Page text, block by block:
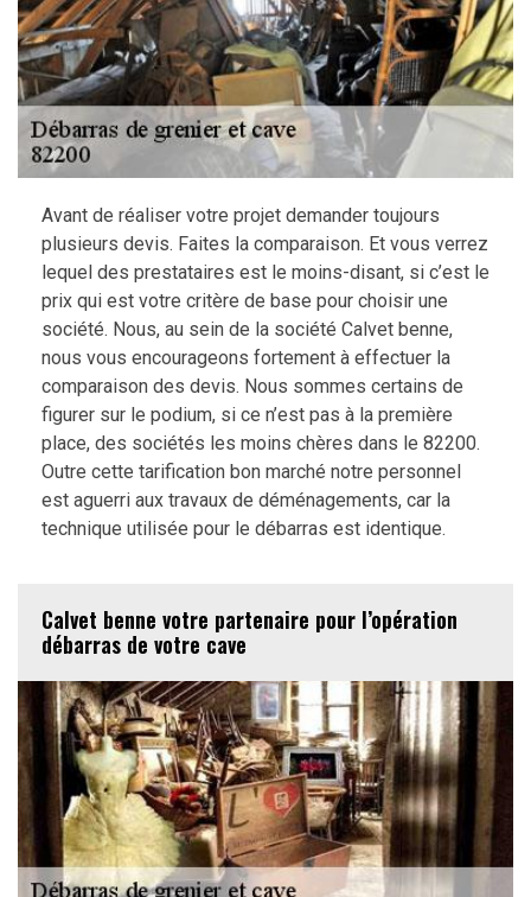
Avant de réaliser votre projet demander toujours
plusieurs devis. Faites la comparaison. Et vous verrez
lequel des prestataires est le moins-disant, si c’est le
prix qui est votre critère de base pour choisir une
société. Nous, au sein de la société Calvet benne,
nous vous encourageons fortement à effectuer la
comparaison des devis. Nous sommes certains de
figurer sur le podium, si ce n’est pas à la première
place, des sociétés les moins chères dans le 82200.
Outre cette tarification bon marché notre personnel
est aguerri aux travaux de déménagements, car la
technique utilisée pour le débarras est identique.
Calvet benne votre partenaire pour l’opération
débarras de votre cave